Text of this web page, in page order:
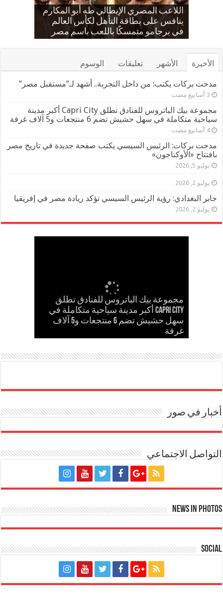
اللاعب المصري الإيطالي طه أبو المكارم
ينافس على بطاقة التأهل لكأس العالم
في برجامو متمسكًا باللعب باسم مصر
مدحت بركات يستقبل الشيخ كامل مطر
في لقاء ودي حاشد بمنشية القناطر
بحضور قيادات القبائل والعائلات المصرية
بالعلم المصري.. طه أبو المكارم يحسم
مواجهته الـ 66 في مسيرته بالتعادل أمام
بطل إيران
إسلام حشاد وإبراهيم حشاد يخطفان
الأنظار بتصميم عالمي ارتدته سلمى عادل
في مهرجان كان
حضانة «اقرأ النموذجية بجزيرة شطورة»
تحتفل بتخريج الدفعة الـ11 من براعم
المستقبل
الأخيرة الأشهر تعليقات الوسوم
مدحت بركات يكتب: من داخل التجربة.. أشهد لـ”مستقبل مصر”
مجموعة بيك الباتروس للفنادق تطلق Capri City أكبر مدينة
سياحية متكاملة في سهل حشيش تضم 6 منتجعات و5 آلاف غرفة
‏4 أسابيع مضت
مدحت بركات: الرئيس السيسي يكتب صفحة جديدة في تاريخ مصر
بافتتاح «الأوكتاجون»
يوليو 5, 2026
يوليو 2, 2026
جابر البغدادي: رؤية الرئيس السيسي تؤكد ريادة مصر في إفريقيا
يوليو 2, 2026
مجموعة بيك الباتروس للفنادق تطلق
Capri City أكبر مدينة سياحية متكاملة في
سهل حشيش تضم 6 منتجعات و5 آلاف
غرفة
مدحت بركات يكتب: كلمة حق في حسام
حسن
مدحت بركات يستقبل الشيخ كامل مطر
في لقاء ودي حاشد بمنشية القناطر
بحضور قيادات القبائل والعائلات المصرية
إسلام حشاد وإبراهيم حشاد يخطفان
الأنظار بتصميم عالمي ارتدته سلمى عادل
في مهرجان كان
Cinema Track أول منصة رقمية لرصد
إيرادات السينما المصرية
أخبار في صور
التواصل الاجتماعي
News in Photos
Social